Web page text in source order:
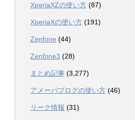
XperiaXZの使い方 (87)
XperiaXの使い方 (191)
Zenfone (44)
Zenfone3 (28)
まとめ記事 (3,277)
アメーバブログの使い方 (46)
リーク情報 (31)